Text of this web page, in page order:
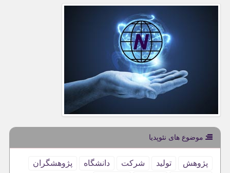
موضوع های نئوپدیا
پژوهش تولید شركت دانشگاه
پژوهشگران